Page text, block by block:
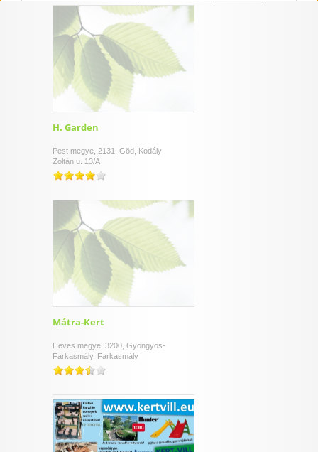
I want to allow Google to enable storage
related to security, including authentication
functionality and fraud prevention, and other
user protection.
CONFIRM
Data Deletion
H. Garden
Pest megye, 2131, Göd, Kodály
Zoltán u. 13/A
Mátra-Kert
Heves megye, 3200, Gyöngyös-
Farkasmály, Farkasmály